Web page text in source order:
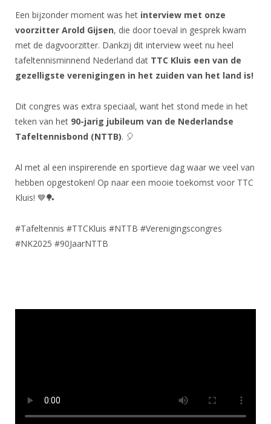
Een bijzonder moment was het interview met onze
voorzitter Arold Gijsen, die door toeval in gesprek kwam
met de dagvoorzitter. Dankzij dit interview weet nu heel
tafeltennisminnend Nederland dat TTC Kluis een van de
gezelligste verenigingen in het zuiden van het land is!
Dit congres was extra speciaal, want het stond mede in het
teken van het 90-jarig jubileum van de Nederlandse
Tafeltennisbond (NTTB). 🎈
Al met al een inspirerende en sportieve dag waar we veel van
hebben opgestoken! Op naar een mooie toekomst voor TTC
Kluis! 💙🏓
#Tafeltennis #TTCKluis #NTTB #Verenigingscongres
#NK2025 #90JaarNTTB